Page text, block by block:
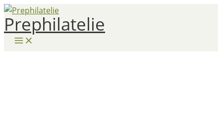
Zum
Inhalt
springen
Prephilatelie